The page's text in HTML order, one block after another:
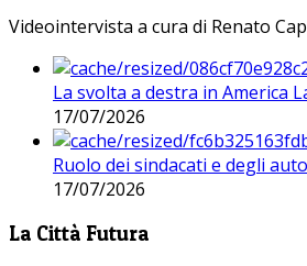
Videointervista a cura di Renato
La svolta a destra in America
17/07/2026
Ruolo dei sindacati e degli
17/07/2026
La Città Futura